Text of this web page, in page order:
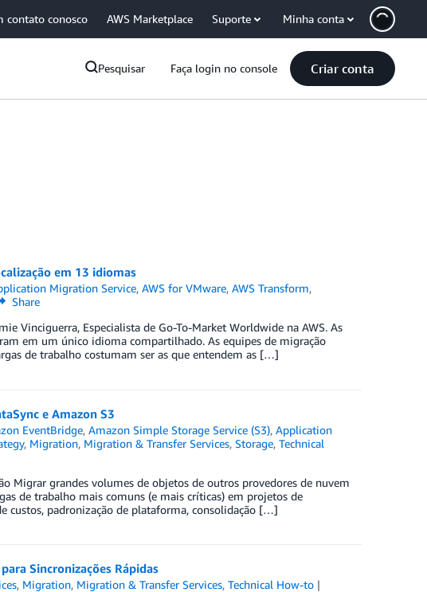
contato conosco AWS Marketplace Suporte Minha conta
Pesquisar Faça login no console Criar conta
em 13 idiomas
Migration Service,AWS for VMware,AWS Transform,
Share
Vinciguerra, Especialista de Go-To-Market Worldwide na AWS. As
em um único idioma compartilhado. As equipes de migração
de trabalho costumam ser as que entendem as […]
e Amazon S3
EventBridge,Amazon Simple Storage Service (S3),Application
, Migration, Migration & Transfer Services, Storage, Technical
Migrar grandes volumes de objetos de outros provedores de nuvem
de trabalho mais comuns (e mais críticas) em projetos de
custos, padronização de plataforma, consolidação […]
Sincronizações Rápidas
, Migration, Migration & Transfer Services,Technical How-to